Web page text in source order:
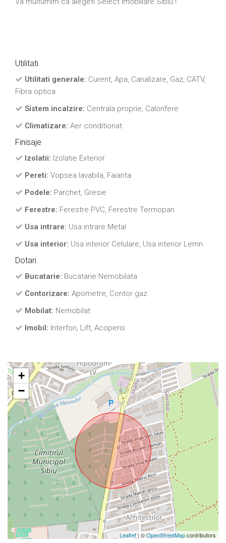
Utilitati
Utilitati generale: Curent, Apa, Canalizare, Gaz, CATV,
Fibra optica
Sistem incalzire: Centrala proprie, Calorifere
Climatizare: Aer conditionat
Finisaje
Izolatii: Izolatie Exterior
Pereti: Vopsea lavabila, Faianta
Podele: Parchet, Gresie
Ferestre: Ferestre PVC, Ferestre Termopan
Usa intrare: Usa intrare Metal
Usa interior: Usa interior Celulare, Usa interior Lemn
Dotari
Bucatarie: Bucatarie Nemobilata
Contorizare: Apometre, Contor gaz
Mobilat: Nemobilat
Imobil: Interfon, Lift, Acoperis
+
−
Leaflet| ©OpenStreetMapcontributors